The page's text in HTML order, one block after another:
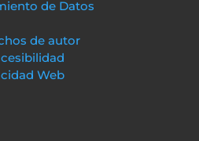
de Datos
de autor
Web